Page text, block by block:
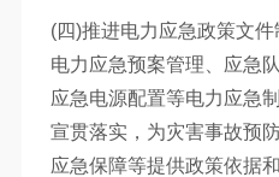
(四)推进电力应急政策文
电力应急预案管理、应急
应急电源配置等电力应急
宣贯落实，为灾害事故预
应急保障等提供政策依据和